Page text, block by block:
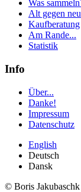
Was
Alt gegen neu
Kaufberatung
Am Rande...
Statistik
Info
Über...
Danke!
Impressum
Datenschutz
English
Deutsch
Dansk
© Boris Jakubaschk